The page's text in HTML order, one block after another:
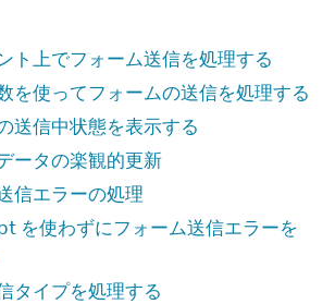
ト上でフォーム送信を処理する
を使ってフォームの送信を処理する
送信中状態を表示する
ータの楽観的更新
信エラーの処理
を使わずにフォーム送信エラーを
タイプを処理する